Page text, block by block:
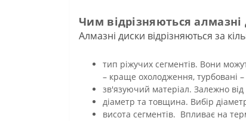
Чим відрізняються алмазні
Алмазні диски відрізняються за
тип ріжучих сегментів. Вони
– краще охолодження, турбовані
зв'язуючий матеріал. Залежно
діаметр та товщина. Вибір
висота сегментів. Впливає на